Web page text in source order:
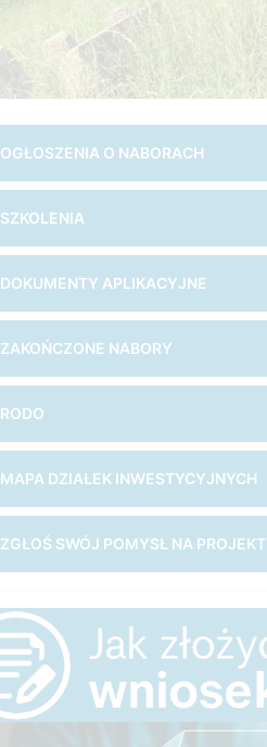
OGŁOSZENIA O NABORACH
SZKOLENIA
DOKUMENTY APLIKACYJNE
ZAKOŃCZONE NABORY
RODO
MAPA DZIAŁEK INWESTYCYJNYCH
ZGŁOŚ SWÓJ POMYSŁ NA PROJEKT